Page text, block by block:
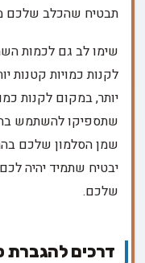
תבטיח שהכלב שלכם
שימו לב גם לכמות
לקנות כמויות קטנות
יותר, במקום לקנות
שתספיקו להשתמש
שמן הסלמון שלכם
יבטיח שתמיד יהיה
שלכם.
דרכים להגברת